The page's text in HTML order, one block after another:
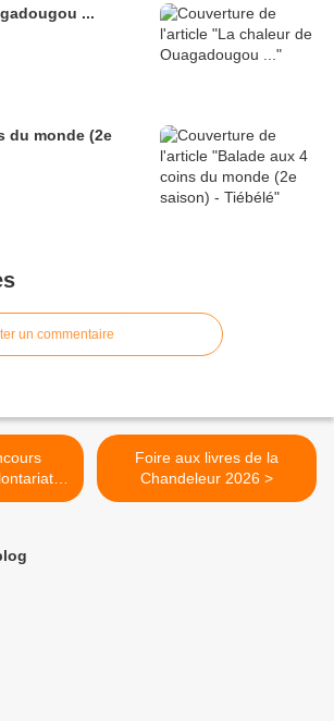
...
du monde (2e
un commentaire
Foire aux livres de la
Chandeleur 2026 >